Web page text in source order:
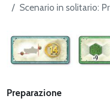
Scenario in solitario:
Preparazione